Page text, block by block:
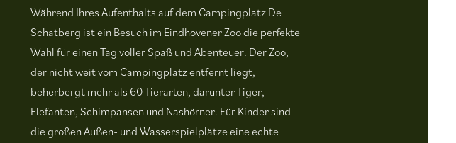
Während Ihres Aufenthalts auf dem Campingplatz De
Schatberg ist ein Besuch im Eindhovener Zoo die perfekte
Wahl für einen Tag voller Spaß und Abenteuer. Der Zoo,
der nicht weit vom Campingplatz entfernt liegt,
beherbergt mehr als 60 Tierarten, darunter Tiger,
Elefanten, Schimpansen und Nashörner. Für Kinder sind
die großen Außen- und Wasserspielplätze eine echte